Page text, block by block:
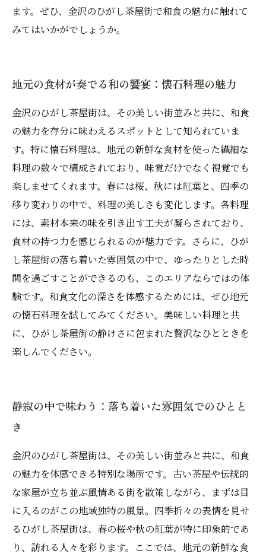
ます。ぜひ、金沢のひがし茶屋街で和食の魅力に触れて
みてはいかがでしょうか。
地元の食材が奏でる和の饗宴：懐石料理の魅力
金沢のひがし茶屋街は、その美しい街並みと共に、和食
の魅力を存分に味わえるスポットとして知られていま
す。特に懐石料理は、地元の新鮮な食材を使った繊細な
料理の数々で構成されており、味覚だけでなく視覚でも
楽しませてくれます。春には桜、秋には紅葉と、四季の
移り変わりの中で、料理の美しさも変化します。各料理
には、素材本来の味を引き出す工夫が凝らされており、
食材の持つ力を感じられるのが魅力です。さらに、ひが
し茶屋街の落ち着いた雰囲気の中で、ゆったりとした時
間を過ごすことができるのも、このエリアならではの体
験です。和食文化の深さを体感するためには、ぜひ地元
の懐石料理を試してみてください。美味しい料理と共
に、ひがし茶屋街の静けさに包まれた贅沢なひとときを
楽しんでください。
静寂の中で味わう：落ち着いた雰囲気でのひとと
き
金沢のひがし茶屋街は、その美しい街並みと共に、和食
の魅力を体感できる特別な場所です。古い茶屋や伝統的
な家屋が立ち並ぶ風情ある街を散策しながら、まずは目
に入るのがこの地域独特の風景。四季折々の表情を見せ
るひがし茶屋街は、春の桜や秋の紅葉が特に印象的であ
り、訪れる人々を彩ります。ここでは、地元の新鮮な食